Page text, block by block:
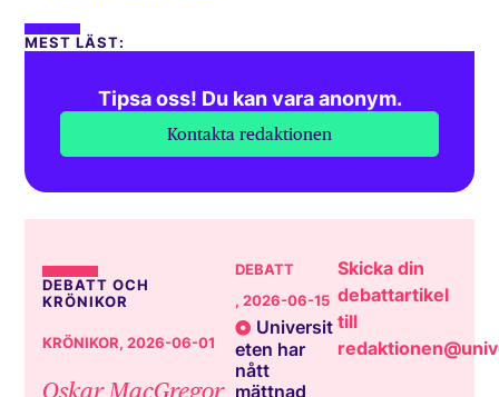
MEST LÄST:
Tipsa oss! Du kan vara anonym.
Kontakta redaktionen
DEBATT OCH
KRÖNIKOR
KRÖNIKOR, 2026-06-01
Oskar MacGregor
DEBATT
, 2026-06-15
Universit
eten har
nått
mättnad
Skicka din
debattartikel
till